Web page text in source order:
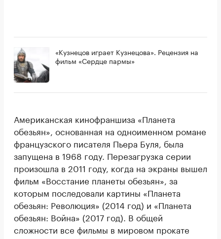
«Кузнецов играет Кузнецова». Рецензия на
фильм «Сердце пармы»
Американская кинофраншиза «Планета
обезьян», основанная на одноименном романе
французского писателя Пьера Буля, была
запущена в 1968 году. Перезагрузка серии
произошла в 2011 году, когда на экраны вышел
фильм «Восстание планеты обезьян», за
которым последовали картины «Планета
обезьян: Революция» (2014 год) и «Планета
обезьян: Война» (2017 год). В общей
сложности все фильмы в мировом прокате